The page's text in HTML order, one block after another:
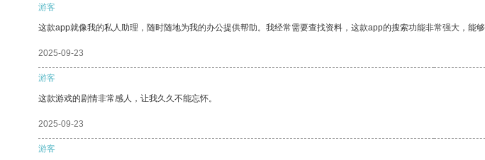
游客
这款app就像我的私人助理，随时随地为我的办公提供帮助。我经常需要查找资料，这款app的搜索功能非常强大，能够
2025-09-23
游客
这款游戏的剧情非常感人，让我久久不能忘怀。
2025-09-23
游客